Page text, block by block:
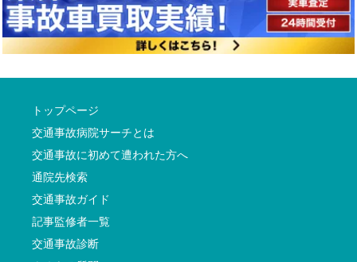
トップページ
交通事故病院サーチとは
交通事故に初めて遭われた方へ
通院先検索
交通事故ガイド
記事監修者一覧
交通事故診断